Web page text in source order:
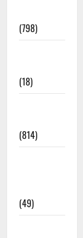
(798)
(18)
(814)
(49)